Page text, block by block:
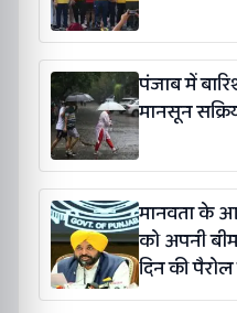
पंजाब में
मानसून
मानवता के
को अपनी
दिन की
सिंह मान